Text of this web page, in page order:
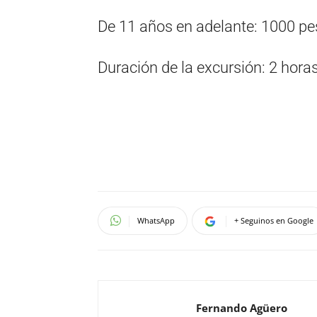
De 11 años en adelante: 1000
Duración de la excursión: 2
WhatsApp + Seguinos en Google
Fernando Agüero